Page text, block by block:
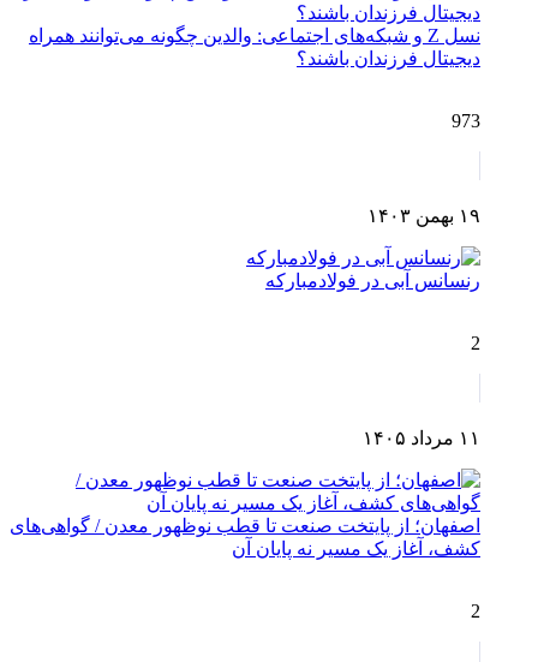
نسل Z و شبکه‌های اجتماعی: والدین چگونه می‌توانند همراه
دیجیتال فرزندان باشند؟
973
۱۹ بهمن ۱۴۰۳
رنسانس آبی در فولادمبارکه
2
۱۱ مرداد ۱۴۰۵
اصفهان؛ از پایتخت صنعت تا قطب نوظهور معدن / گواهی‌های
کشف، آغاز یک مسیر نه پایان آن
2